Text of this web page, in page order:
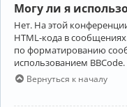
Могу ли я
Нет. На этой
HTML-кода в
по форматированию
использованием BBCode.
Вернуться к началу